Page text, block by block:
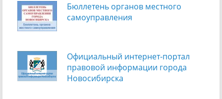
Бюллетень органов местного
самоуправления
Официальный интернет-портал
правовой информации города
Новосибирска